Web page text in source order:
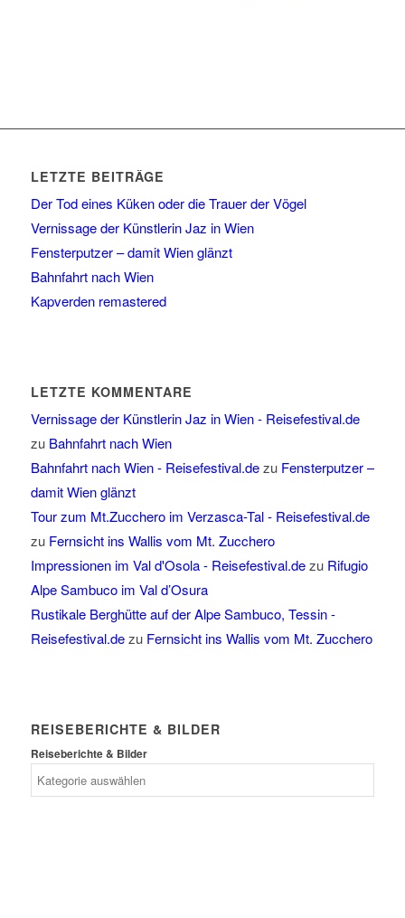
LETZTE BEITRÄGE
Der Tod eines Küken oder die Trauer der Vögel
Vernissage der Künstlerin Jaz in Wien
Fensterputzer – damit Wien glänzt
Bahnfahrt nach Wien
Kapverden remastered
LETZTE KOMMENTARE
Vernissage der Künstlerin Jaz in Wien - Reisefestival.de
zu Bahnfahrt nach Wien
Bahnfahrt nach Wien - Reisefestival.dezu Fensterputzer –
damit Wien glänzt
Tour zum Mt.Zucchero im Verzasca-Tal - Reisefestival.de
zu Fernsicht ins Wallis vom Mt. Zucchero
Impressionen im Val d'Osola - Reisefestival.dezu Rifugio
Alpe Sambuco im Val d’Osura
Rustikale Berghütte auf der Alpe Sambuco, Tessin -
Reisefestival.dezu Fernsicht ins Wallis vom Mt. Zucchero
REISEBERICHTE & BILDER
Reiseberichte & Bilder